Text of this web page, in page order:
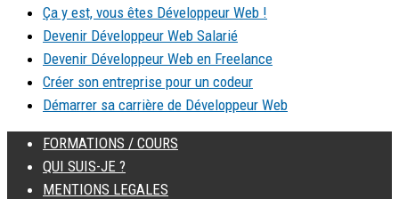
Ça y est, vous êtes Développeur Web !
Devenir Développeur Web Salarié
Devenir Développeur Web en Freelance
Créer son entreprise pour un codeur
Démarrer sa carrière de Développeur Web
FORMATIONS / COURS
QUI SUIS-JE ?
MENTIONS LEGALES